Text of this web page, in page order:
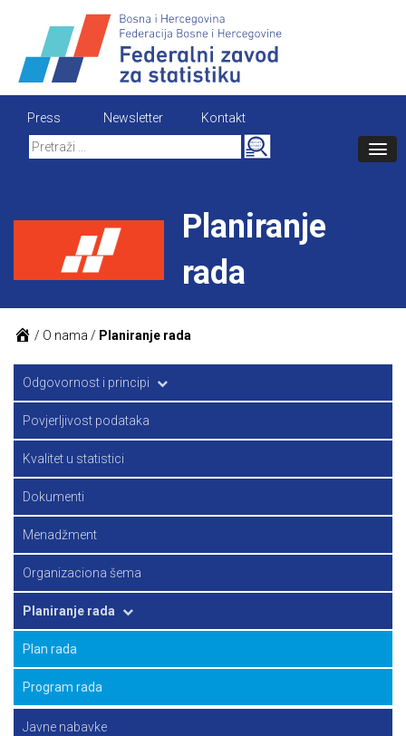
content
Press Newsletter
Kontakt
Search
for:
Planiranje
rada
/ O nama / Planiranje rada
Odgovornost i principi
Principi zvanične statistike
Strategija
Povjerljivost podataka
Kvalitet u statistici
Dokumenti
Menadžment
Organizaciona šema
Planiranje rada
Plan rada
Program rada
Javne nabavke